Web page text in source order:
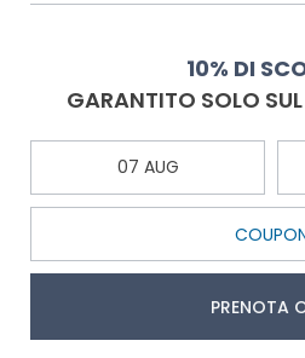
10% DI
GARANTITO SOLO
PRENOTA